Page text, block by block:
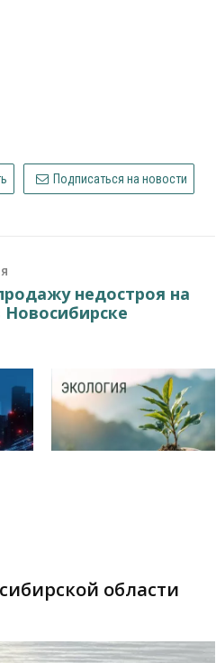
Подписаться на новости
недостроя на
области